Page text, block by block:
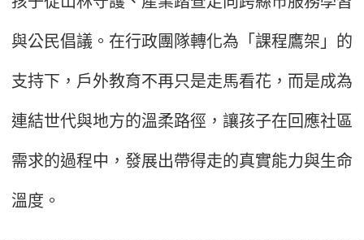
與公民倡議。在行政團隊轉化為「課程鷹架」的
支持下，戶外教育不再只是走馬看花，而是成為
連結世代與地方的溫柔路徑，讓孩子在回應社區
需求的過程中，發展出帶得走的真實能力與生命
溫度。